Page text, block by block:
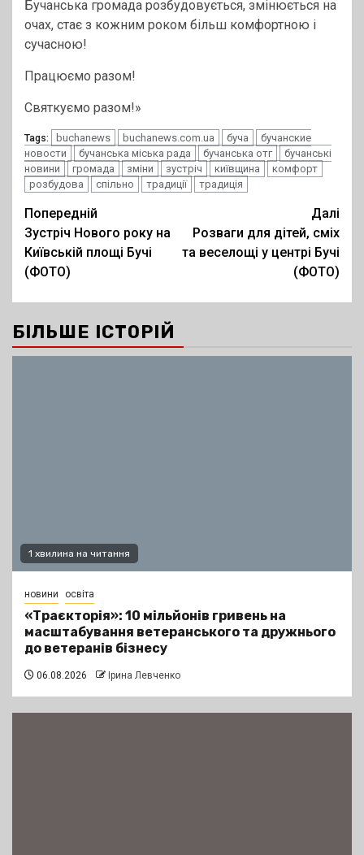
Бучанська громада розбудовується, змінюється на
очах, стає з кожним роком більш комфортною і
сучасною!
Працюємо разом!
Святкуємо разом!»
Tags: buchanews buchanews.com.ua буча
бучанские
новости
бучанська міська рада бучанська отг
бучанські
новини
громада зміни зустріч київщина
комфорт
розбудова
спільно традиції традиція
Post
navigation
Попередній
Зустріч Нового року на
Київській площі Бучі
(ФОТО)
Далі
Розваги для дітей, сміх
та веселощі у центрі Бучі
(ФОТО)
БІЛЬШЕ ІСТОРІЙ
1 хвилина на читання
новини освіта
«Траєкторія»: 10 мільйонів гривень на
масштабування ветеранського та дружнього
до ветеранів бізнесу
06.08.2026 Ірина Левченко